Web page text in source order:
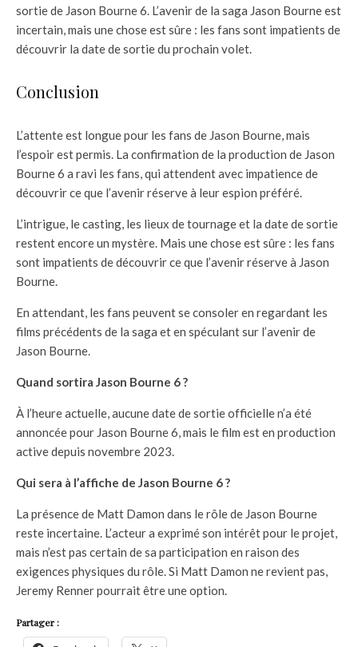
sortie de Jason Bourne 6. L’avenir de la saga Jason Bourne est
incertain, mais une chose est sûre : les fans sont impatients de
découvrir la date de sortie du prochain volet.
Conclusion
L’attente est longue pour les fans de Jason Bourne, mais
l’espoir est permis. La confirmation de la production de Jason
Bourne 6 a ravi les fans, qui attendent avec impatience de
découvrir ce que l’avenir réserve à leur espion préféré.
L’intrigue, le casting, les lieux de tournage et la date de sortie
restent encore un mystère. Mais une chose est sûre : les fans
sont impatients de découvrir ce que l’avenir réserve à Jason
Bourne.
En attendant, les fans peuvent se consoler en regardant les
films précédents de la saga et en spéculant sur l’avenir de
Jason Bourne.
Quand sortira Jason Bourne 6 ?
À l’heure actuelle, aucune date de sortie officielle n’a été
annoncée pour Jason Bourne 6, mais le film est en production
active depuis novembre 2023.
Qui sera à l’affiche de Jason Bourne 6 ?
La présence de Matt Damon dans le rôle de Jason Bourne
reste incertaine. L’acteur a exprimé son intérêt pour le projet,
mais n’est pas certain de sa participation en raison des
exigences physiques du rôle. Si Matt Damon ne revient pas,
Jeremy Renner pourrait être une option.
Partager :